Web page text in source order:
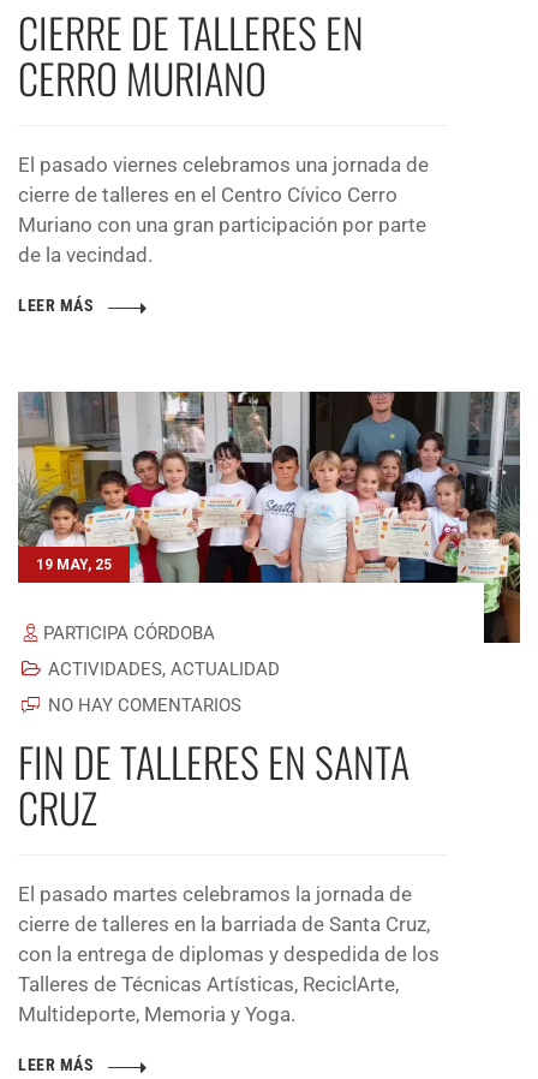
CIERRE DE TALLERES EN
CERRO MURIANO
El pasado viernes celebramos una jornada de
cierre de talleres en el Centro Cívico Cerro
Muriano con una gran participación por parte
de la vecindad.
LEER MÁS
19 MAY, 25
PARTICIPA CÓRDOBA
ACTIVIDADES, ACTUALIDAD
NO HAY COMENTARIOS
FIN DE TALLERES EN SANTA
CRUZ
El pasado martes celebramos la jornada de
cierre de talleres en la barriada de Santa Cruz,
con la entrega de diplomas y despedida de los
Talleres de Técnicas Artísticas, ReciclArte,
Multideporte, Memoria y Yoga.
LEER MÁS